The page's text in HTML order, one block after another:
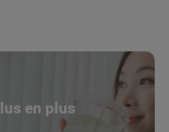
en plus